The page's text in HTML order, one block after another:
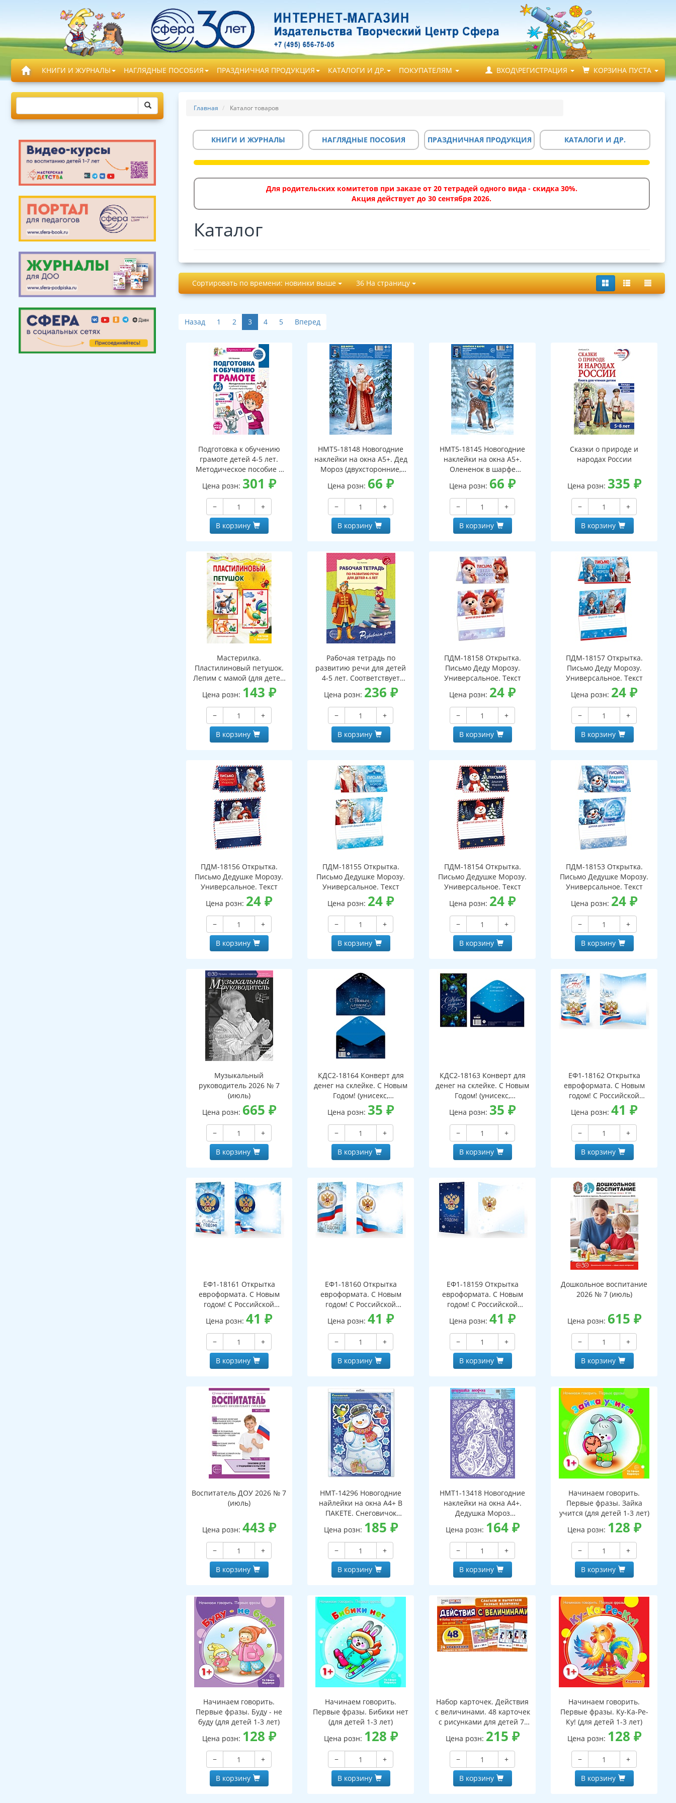
КНИГИ И ЖУРНАЛЫ НАГЛЯДНЫЕ ПОСОБИЯ ПРАЗДНИЧНАЯ ПРОДУКЦИЯ КАТАЛОГИ И ДР. ПОКУПАТЕЛЯМ ВХОД\РЕГИСТРАЦИЯ КОРЗИНА ПУСТА
Главная Каталог товаров
КНИГИ И ЖУРНАЛЫ НАГЛЯДНЫЕ ПОСОБИЯ ПРАЗДНИЧНАЯ ПРОДУКЦИЯ КАТАЛОГИ И ДР.
Для родительских комитетов при заказе от 20 тетрадей одного вида - скидка 30%.
Акция действует до 30 сентября 2026.
Каталог
Сортировать по времени: новинки выше 36 На страницу
Назад 1 2 3 4 5 Вперед
Подготовка к обучению
грамоте детей 4-5 лет.
Методическое пособие к
рабочей тетради "Я узнаю
звуки и буквы"
Цена розн: 301 ₽
−
+
В корзину
НМТ5-18148 Новогодние
наклейки на окна А5+. Дед
Мороз (двухсторонние,
видны с обеих сторон,
многоразовые)
Цена розн: 66₽
−
+
В корзину
НМТ5-18145 Новогодние
наклейки на окна А5+.
Олененок в шарфе
(двухсторонние, видны с
обеих сторон,
многоразовые)
Цена розн: 66₽
−
+
В корзину
Сказки о природе и
народах России
Цена розн: 335 ₽
−
+
В корзину
Мастерилка.
Пластилиновый петушок.
Лепим с мамой (для детей
5-7 лет)
Цена розн: 143 ₽
−
+
В корзину
Рабочая тетрадь по
развитию речи для детей
4-5 лет. Соответствует
ФГОС ДО - 3-е изд испр.
Цена розн: 236 ₽
−
+
В корзину
ПДМ-18158 Открытка.
Письмо Деду Морозу.
Универсальное. Текст
Цена розн: 24₽
−
+
В корзину
ПДМ-18157 Открытка.
Письмо Деду Морозу.
Универсальное. Текст
Цена розн: 24₽
−
+
В корзину
ПДМ-18156 Открытка.
Письмо Дедушке Морозу.
Универсальное. Текст
Цена розн: 24₽
−
+
В корзину
ПДМ-18155 Открытка.
Письмо Дедушке Морозу.
Универсальное. Текст
Цена розн: 24₽
−
+
В корзину
ПДМ-18154 Открытка.
Письмо Дедушке Морозу.
Универсальное. Текст
Цена розн: 24₽
−
+
В корзину
ПДМ-18153 Открытка.
Письмо Дедушке Морозу.
Универсальное. Текст
Цена розн: 24₽
−
+
В корзину
Музыкальный
руководитель 2026 № 7
(июль)
Цена розн: 665 ₽
−
+
В корзину
КДС2-18164 Конверт для
денег на склейке. С Новым
Годом! (унисекс,
серебряная фольга)
Цена розн: 35₽
−
+
В корзину
КДС2-18163 Конверт для
денег на склейке. С Новым
Годом! (унисекс,
серебряная фольга)
Цена розн: 35₽
−
+
В корзину
ЕФ1-18162 Открытка
евроформата. С Новым
годом! С Российской
символикой. Без текста
(серебряная фольга)
Цена розн:41₽
−
+
В корзину
ЕФ1-18161 Открытка
евроформата. С Новым
годом! С Российской
символикой. Без текста
(серебряная фольга)
Цена розн:41₽
−
+
В корзину
ЕФ1-18160 Открытка
евроформата. С Новым
годом! С Российской
символикой. Без текста
(серебряная фольга)
Цена розн:41₽
−
+
В корзину
ЕФ1-18159 Открытка
евроформата. С Новым
годом! С Российской
символикой. Без текста
(серебряная фольга)
Цена розн:41₽
−
+
В корзину
Дошкольное воспитание
2026 № 7 (июль)
Цена розн: 615 ₽
−
+
В корзину
Воспитатель ДОУ 2026 № 7
(июль)
Цена розн: 443 ₽
−
+
В корзину
НМТ-14296 Новогодние
найлейки на окна А4+ В
ПАКЕТЕ. Снеговичок
(серебряная
металлизация,
многоразовые)
Цена розн: 185 ₽
−
+
В корзину
НМТ1-13418 Новогодние
наклейки на окна А4+.
Дедушка Мороз
(пластизоль,
многоразовые)
Цена розн: 164₽
−
+
В корзину
Начинаем говорить.
Первые фразы. Зайка
учится (для детей 1-3 лет)
Цена розн: 128 ₽
−
+
В корзину
Начинаем говорить.
Первые фразы. Буду - не
буду (для детей 1-3 лет)
Цена розн: 128 ₽
−
+
В корзину
Начинаем говорить.
Первые фразы. Бибики нет
(для детей 1-3 лет)
Цена розн: 128 ₽
−
+
В корзину
Набор карточек. Действия
с величинами. 48 карточек
с рисунками для детей 7-
9лет. 24 уравнения с
заданиями на обороте
Цена розн: 215 ₽
−
+
В корзину
Начинаем говорить.
Первые фразы. Ку-Ка-Ре-
Ку! (для детей 1-3 лет)
Цена розн: 128 ₽
−
+
В корзину